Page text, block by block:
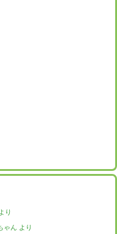
より
ゃん より